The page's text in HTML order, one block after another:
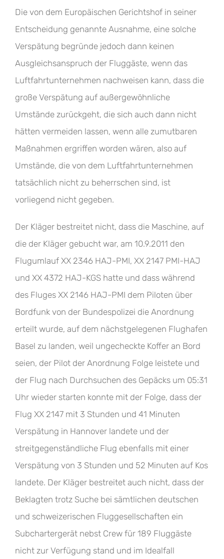
Die von dem Europäischen Gerichtshof in seiner
Entscheidung genannte Ausnahme, eine solche
Verspätung begründe jedoch dann keinen
Ausgleichsanspruch der Fluggäste, wenn das
Luftfahrtunternehmen nachweisen kann, dass die
große Verspätung auf außergewöhnliche
Umstände zurückgeht, die sich auch dann nicht
hätten vermeiden lassen, wenn alle zumutbaren
Maßnahmen ergriffen worden wären, also auf
Umstände, die von dem Luftfahrtunternehmen
tatsächlich nicht zu beherrschen sind, ist
vorliegend nicht gegeben.
Der Kläger bestreitet nicht, dass die Maschine, auf
die der Kläger gebucht war, am 10.9.2011 den
Flugumlauf XX 2346 HAJ-PMI, XX 2147 PMI-HAJ
und XX 4372 HAJ-KGS hatte und dass während
des Fluges XX 2146 HAJ-PMI dem Piloten über
Bordfunk von der Bundespolizei die Anordnung
erteilt wurde, auf dem nächstgelegenen Flughafen
Basel zu landen, weil ungecheckte Koffer an Bord
seien, der Pilot der Anordnung Folge leistete und
der Flug nach Durchsuchen des Gepäcks um 05:31
Uhr wieder starten konnte mit der Folge, dass der
Flug XX 2147 mit 3 Stunden und 41 Minuten
Verspätung in Hannover landete und der
streitgegenständliche Flug ebenfalls mit einer
Verspätung von 3 Stunden und 52 Minuten auf Kos
landete. Der Kläger bestreitet auch nicht, dass der
Beklagten trotz Suche bei sämtlichen deutschen
und schweizerischen Fluggesellschaften ein
Subchartergerät nebst Crew für 189 Fluggäste
nicht zur Verfügung stand und im Idealfall